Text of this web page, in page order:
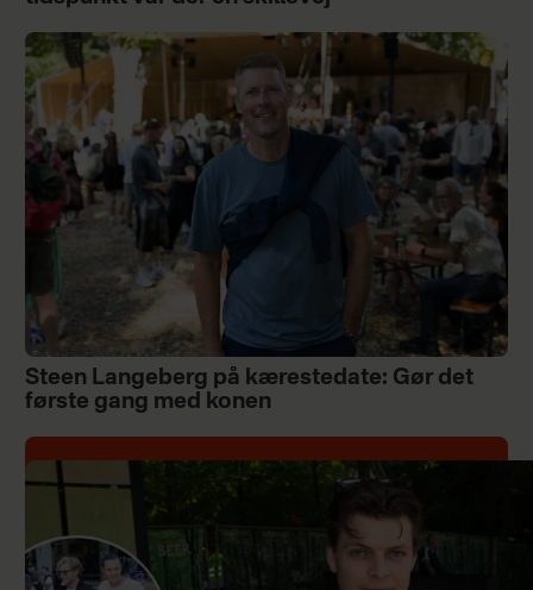
Steen Langeberg på kærestedate: Gør det
første gang med konen